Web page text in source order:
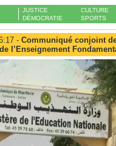
JUSTICE
DÉMOCRATIE
CULTURE
SPORTS
- Communiqué conjoint
l’Enseignement